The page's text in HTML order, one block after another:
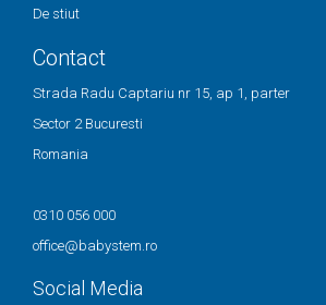
De stiut
Contact
Strada Radu Captariu nr 15, ap 1, parter
Sector 2 Bucuresti
Romania
0310 056 000
office@babystem.ro
Social Media